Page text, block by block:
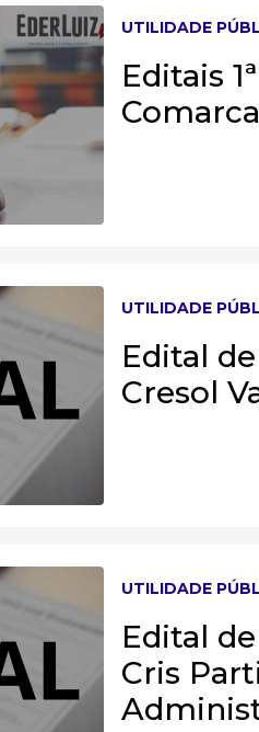
UTILIDADE
Editais
UTILIDADE
Edital
Cresol
UTILIDADE
Edital
Cris